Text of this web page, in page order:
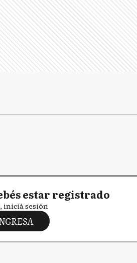
estar registrado
iniciá sesión